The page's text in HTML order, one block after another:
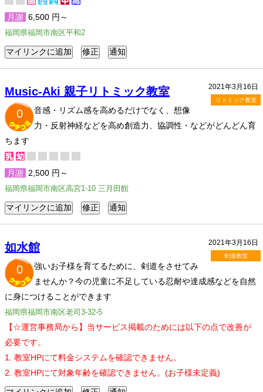
月謝 6,500 円～
福岡県福岡市南区平和2
2021年3月16日
リトミック教室
Music-Aki 親子リトミック教室
0
音感・リズム感を高めるだけでなく、想像
力・反射神経などを高め創造力、協調性・などがどんどん育
ちます
月謝 2,500 円～
福岡県福岡市南区高宮1-10 三月田館
2021年3月16日
剣道教室
如水館
0
強いお子様を育てるために、剣道をさせてみ
ませんか？今の児童に不足している忍耐や達成感などを自然
に身につけることができます
福岡県福岡市南区老司3-32-5
【☆運営事務局から】当サービス掲載のためには以下の点で改善が
必要です。
1. 教室HPにて料金システムを確認できません。
2. 教室HPにて対象年齢を確認できません。(お子様未定義)